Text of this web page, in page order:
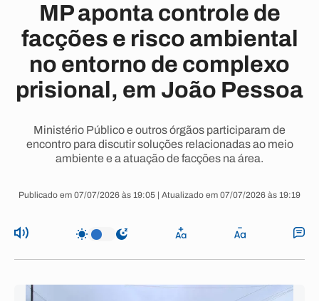
MP aponta controle de
facções e risco ambiental
no entorno de complexo
prisional, em João Pessoa
Ministério Público e outros órgãos participaram de
encontro para discutir soluções relacionadas ao meio
ambiente e a atuação de facções na área.
Publicado em 07/07/2026 às 19:05 | Atualizado em 07/07/2026 às 19:19